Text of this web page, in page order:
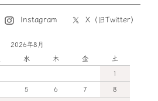
Instagram X（旧Twitter）
2026年8月
水 木 金 土
1
5 6 7 8